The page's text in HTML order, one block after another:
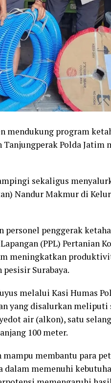
mendukung program
Tanjungperak Polda
sekaligus
Nandur Makmur di
penggerak
(PPL) Pertanian
meningkatkan
Surabaya.
melalui Kasi Humas
yang disalurkan
air (alkon), satu
100 meter.
membantu para
dalam memenuhi